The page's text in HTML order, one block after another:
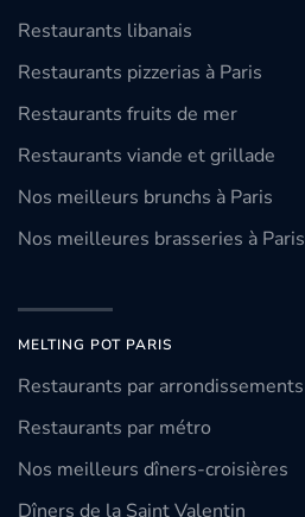
Restaurants libanais
Restaurants pizzerias à Paris
Restaurants fruits de mer
Restaurants viande et grillade
Nos meilleurs brunchs à Paris
Nos meilleures brasseries à Paris
MELTING POT PARIS
Restaurants par arrondissements
Restaurants par métro
Nos meilleurs dîners-croisières
Dîners de la Saint Valentin